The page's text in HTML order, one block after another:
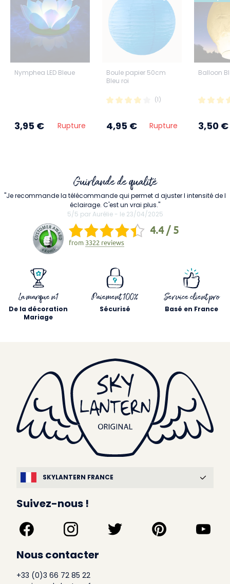
Nymphea LED Bleue
3,95 € Rupture
Boule papier 50cm
Bleu roi
(1)
4,95 € Rupture
Balloon
3,50 €
La marque n1
De la décoration
Mariage
Paiement 100%
Sécurisé
Service client pro
Basé en France
Guirlande de qualité
"Je recommande la télécommande qui permet d ajuster l intensité de l
éclairage. C'est un vrai plus."
5/5 par Aurélie - le 23/04/2025
4.4 / 5
from 3322 reviews
SKYLANTERN FRANCE
Suivez-nous !
Nous contacter
+33 (0)3 66 72 85 22